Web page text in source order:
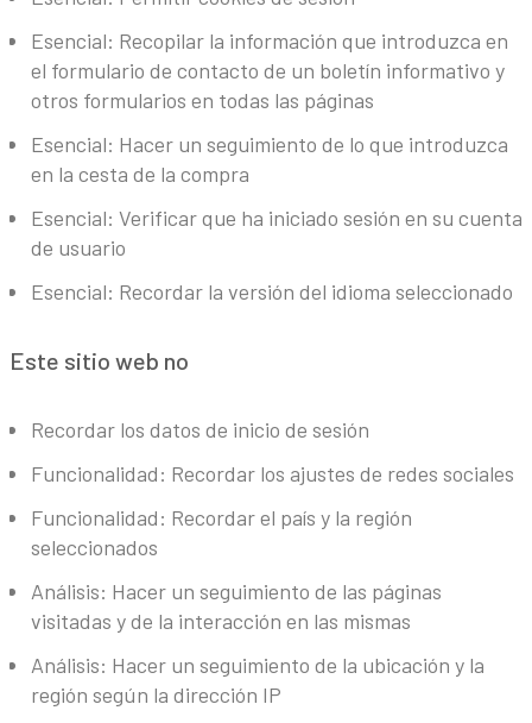
Esencial: Recopilar la información que introduzca en
el formulario de contacto de un boletín informativo y
otros formularios en todas las páginas
Esencial: Hacer un seguimiento de lo que introduzca
en la cesta de la compra
Esencial: Verificar que ha iniciado sesión en su cuenta
de usuario
Esencial: Recordar la versión del idioma seleccionado
Este sitio web no
Recordar los datos de inicio de sesión
Funcionalidad: Recordar los ajustes de redes sociales
Funcionalidad: Recordar el país y la región
seleccionados
Análisis: Hacer un seguimiento de las páginas
visitadas y de la interacción en las mismas
Análisis: Hacer un seguimiento de la ubicación y la
región según la dirección IP